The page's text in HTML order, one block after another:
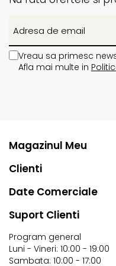
Vreau sa primesc
Afla mai multe in
Magazinul Meu
Clienti
Date Comerciale
Suport Clienti
Program general
Luni - Vineri: 10:00 - 19:00
Sambata: 10:00 - 17:00